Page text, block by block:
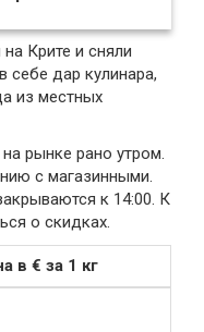
Крите и сняли
себе дар кулинара,
из местных
рынке рано утром.
с магазинными.
к 14:00. К
о скидках.
в € за 1 кг